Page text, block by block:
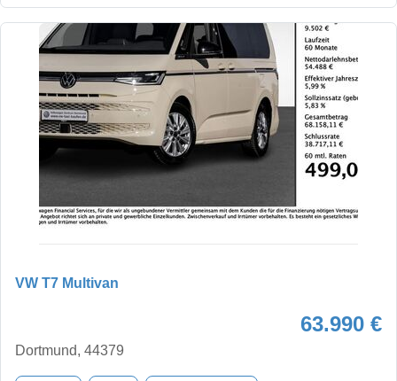
VW T7 Multivan
63.990 €
Dortmund, 44379